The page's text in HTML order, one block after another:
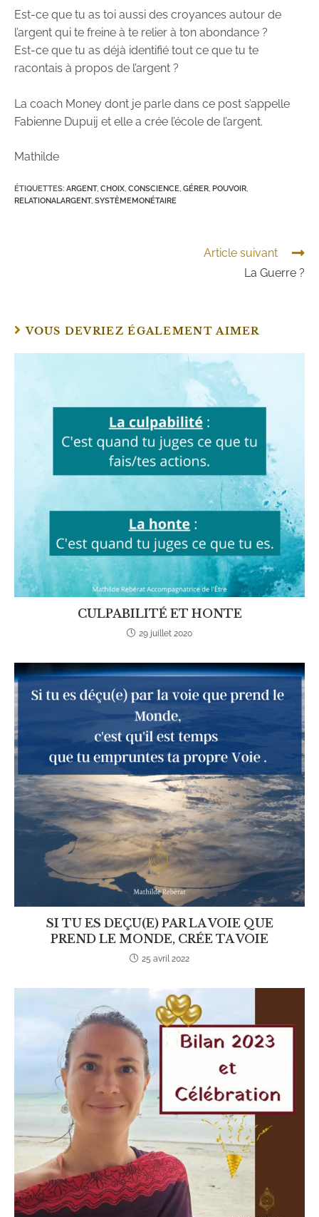
Est-ce que tu as toi aussi des croyances autour de
l’argent qui te freine à te relier à ton abondance ?
Est-ce que tu as déjà identifié tout ce que tu te
racontais à propos de l’argent ?
La coach Money dont je parle dans ce post s’appelle
Fabienne Dupuij et elle a crée l’école de l’argent.
Mathilde
ÉTIQUETTES: ARGENT, CHOIX, CONSCIENCE, GÉRER, POUVOIR,
RELATIONALARGENT, SYSTÈMEMONÉTAIRE
Article suivant
La Guerre ?
VOUS DEVRIEZ ÉGALEMENT AIMER
CULPABILITÉ ET HONTE
29 juillet 2020
SI TU ES DEÇU(E) PAR LA VOIE QUE
PREND LE MONDE, CRÉE TA VOIE
25 avril 2022